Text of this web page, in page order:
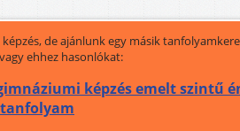
de ajánlunk egy másik
ehhez hasonlókat:
képzés emelt szintű